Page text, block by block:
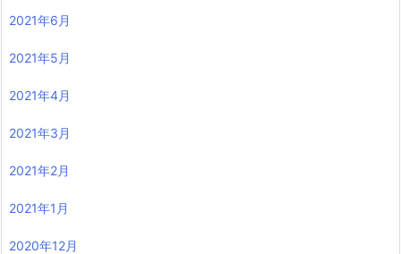
2021年6月
2021年5月
2021年4月
2021年3月
2021年2月
2021年1月
2020年12月